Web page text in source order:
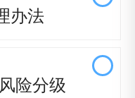
办法
险分级